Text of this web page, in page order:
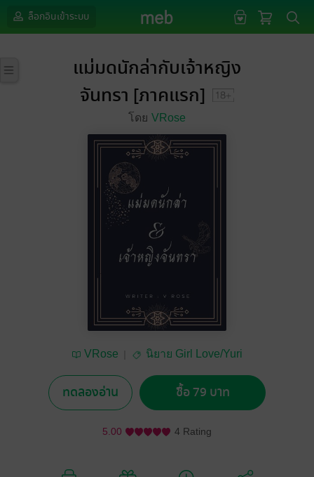
ล็อกอินเข้าระบบ
แม่มดนักล่ากับเจ้าหญิง
จันทรา [ภาคแรก]
โดย VRose
VRose นิยาย Girl Love/Yuri
ทดลองอ่าน ซื้อ 79 บาท
5.00 4 Rating